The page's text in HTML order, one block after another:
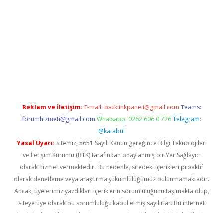
Reklam ve İletişim: E-mail: backlinkpaneli@gmail.com Teams:
forumhizmeti@gmail.com Whatsapp: 0262 606 0 726 Telegram:
@karabul
Yasal Uyarı: Sitemiz, 5651 Sayılı Kanun gereğince Bilgi Teknolojileri
ve İletişim Kurumu (BTK) tarafından onaylanmış bir Yer Sağlayıcı
olarak hizmet vermektedir. Bu nedenle, sitedeki içerikleri proaktif
olarak denetleme veya araştırma yükümlülüğümüz bulunmamaktadır.
Ancak, üyelerimiz yazdıkları içeriklerin sorumluluğunu taşımakta olup,
siteye üye olarak bu sorumluluğu kabul etmiş sayılırlar. Bu internet